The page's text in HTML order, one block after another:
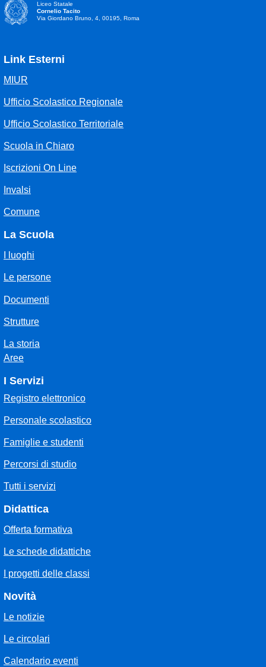
Liceo Statale
Cornelio Tacito
Via Giordano Bruno, 4, 00195, Roma
Link Esterni
MIUR
Ufficio Scolastico Regionale
Ufficio Scolastico Territoriale
Scuola in Chiaro
Iscrizioni On Line
Invalsi
Comune
La Scuola
I luoghi
Le persone
Documenti
Strutture
La storia
Aree
I Servizi
Registro elettronico
Personale scolastico
Famiglie e studenti
Percorsi di studio
Tutti i servizi
Didattica
Offerta formativa
Le schede didattiche
I progetti delle classi
Novità
Le notizie
Le circolari
Calendario eventi